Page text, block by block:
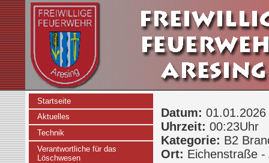
Startseite
Aktuelles
Technik
Verantwortliche für das
Löschwesen
Datum: 01.01.2026
Uhrzeit: 00:23Uhr
Kategorie: B2
Ort: Eichenstraße -